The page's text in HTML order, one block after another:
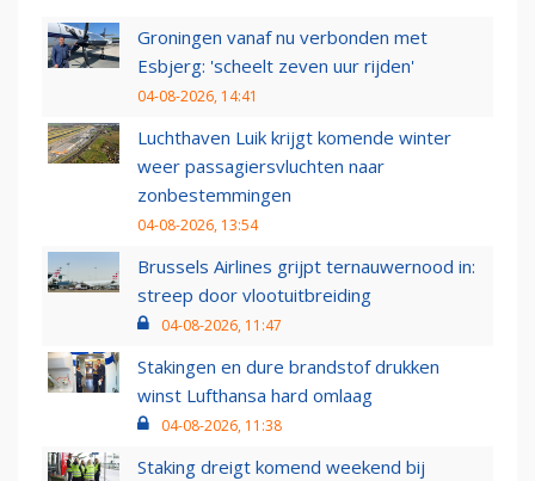
Groningen vanaf nu verbonden met
Esbjerg: 'scheelt zeven uur rijden'
04-08-2026, 14:41
Luchthaven Luik krijgt komende winter
weer passagiersvluchten naar
zonbestemmingen
04-08-2026, 13:54
Brussels Airlines grijpt ternauwernood in:
streep door vlootuitbreiding
04-08-2026, 11:47
Stakingen en dure brandstof drukken
winst Lufthansa hard omlaag
04-08-2026, 11:38
Staking dreigt komend weekend bij